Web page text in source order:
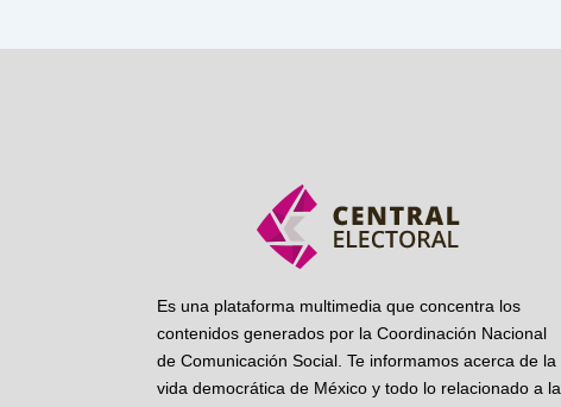
Es una plataforma multimedia que concentra los
contenidos generados por la Coordinación Nacional
de Comunicación Social. Te informamos acerca de la
vida democrática de México y todo lo relacionado a la